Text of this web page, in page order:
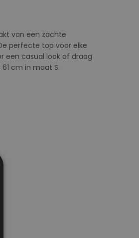
van een zachte
perfecte top voor elke
een casual look of draag
cm in maat S.